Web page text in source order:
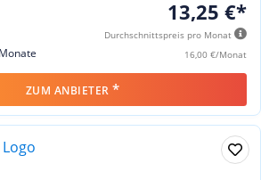
13,25 €*
Durchschnittspreis pro Monat
16,00 €/Monat
ZUM ANBIETER *